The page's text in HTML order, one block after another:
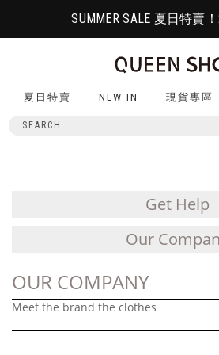
SUMMER SALE 夏日特賣
夏日特賣 NEW IN 現貨專區
Get Help
Our
OUR COMPANY
Meet the brand the clothes